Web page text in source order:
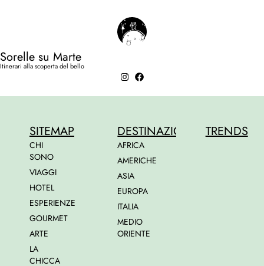
Sorelle su Marte
Itinerari alla scoperta del bello
SITEMAP
CHI
SONO
VIAGGI
HOTEL
ESPERIENZE
GOURMET
ARTE
LA
CHICCA
DESTINAZIONI
AFRICA
AMERICHE
ASIA
EUROPA
ITALIA
MEDIO
ORIENTE
TRENDS